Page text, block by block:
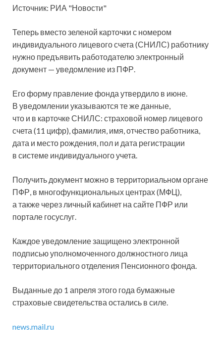
Источник: РИА "Новости"
Теперь вместо зеленой карточки с номером
индивидуального лицевого счета (СНИЛС) работнику
нужно предъявить работодателю электронный
документ — уведомление из ПФР.
Его форму правление фонда утвердило в июне.
В уведомлении указываются те же данные,
что и в карточке СНИЛС: страховой номер лицевого
счета (11 цифр), фамилия, имя, отчество работника,
дата и место рождения, пол и дата регистрации
в системе индивидуального учета.
Получить документ можно в территориальном органе
ПФР, в многофункциональных центрах (МФЦ),
а также через личный кабинет на сайте ПФР или
портале госуслуг.
Каждое уведомление защищено электронной
подписью уполномоченного должностного лица
территориального отделения Пенсионного фонда.
Выданные до 1 апреля этого года бумажные
страховые свидетельства остались в силе.
news.mail.ru